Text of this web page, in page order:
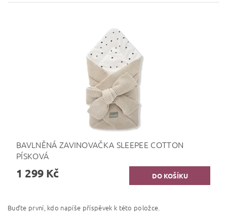
BAVLNĚNÁ ZAVINOVAČKA SLEEPEE COTTON
PÍSKOVÁ
1 299 Kč
Buďte první, kdo napíše příspěvek k této položce.